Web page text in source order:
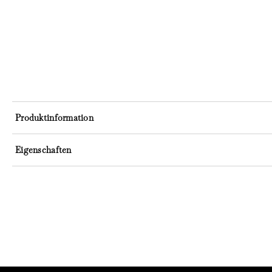
Eigenschaften
Produktinformation